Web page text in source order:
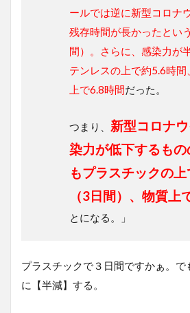
ールでは逆に新型コロナ
残存時間が長かったとい
間）。さらに、感染力が
テンレスの上で約5.6時
上で6.8時間だった。
つまり、 新型コロナ
染力が低下するもの
もプラスチックの
（3日間）、物質上
とになる。」
プラスチックで３日間ですかぁ。で
に【半減】する。